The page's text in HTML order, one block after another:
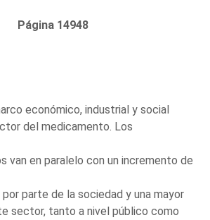
Página 14948
económico, industrial y social
del medicamento. Los
van en paralelo con un incremento de
parte de la sociedad y una mayor
sector, tanto a nivel público como